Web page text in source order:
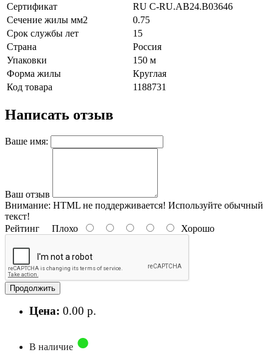
Сертификат
RU C-RU.AB24.B03646
Сечение жилы мм2
0.75
Срок службы лет
15
Страна
Россия
Упаковки
150 м
Форма жилы
Круглая
Код товара
1188731
Написать отзыв
Ваше имя:
Ваш отзыв
Внимание: HTML не поддерживается! Используйте обычный
текст!
Рейтинг Плохо Хорошо
Продолжить
Цена: 0.00 р.
В наличие